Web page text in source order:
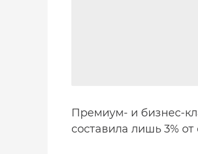
Премиум- и бизнес-
составила лишь 3%